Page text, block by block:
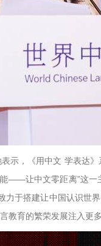
示，《用中文 学表达
——让中文零距离”这
力于搭建让中国认识世
教育的繁荣发展注入更多